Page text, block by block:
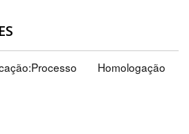
Homologação